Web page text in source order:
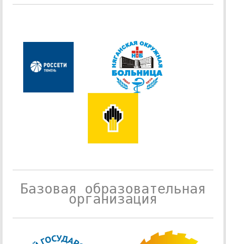
Базовая образовательная
организация